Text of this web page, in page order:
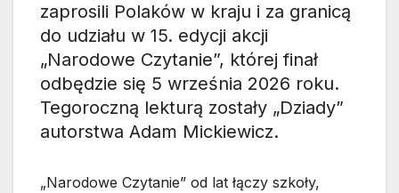
zaprosili Polaków w kraju i za granicą
do udziału w 15. edycji akcji
„Narodowe Czytanie”, której finał
odbędzie się 5 września 2026 roku.
Tegoroczną lekturą zostały „Dziady”
autorstwa Adam Mickiewicz.
„Narodowe Czytanie” od lat łączy szkoły,